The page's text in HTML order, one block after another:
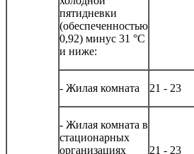
пятидневки
(обеспеченностью
0,92) минус 31 °C
и ниже:
- Жилая комната 21 - 23
- Жилая комната в
стационарных
организациях
21 - 23